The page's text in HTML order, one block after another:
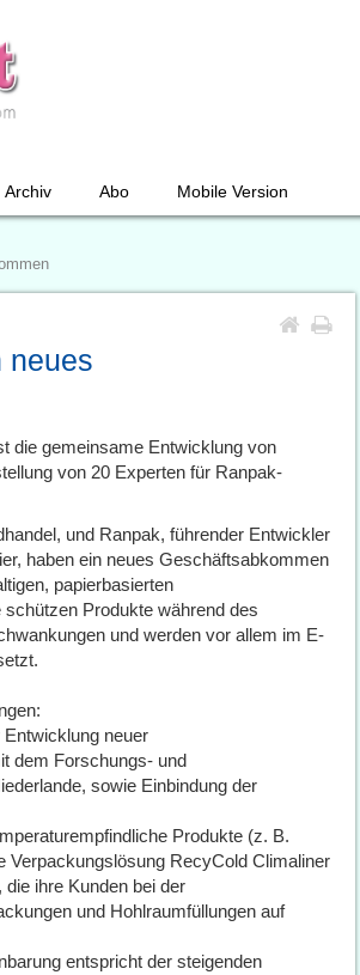
Archiv Abo Mobile Version
neues
die gemeinsame Entwicklung von
von 20 Experten für Ranpak-
und Ranpak, führender Entwickler
haben ein neues Geschäftsabkommen
papierbasierten
Produkte während des
und werden vor allem im E-
neuer
dem Forschungs- und
sowie Einbindung der
Produkte (z. B.
Verpackungslösung RecyCold Climaliner
ihre Kunden bei der
und Hohlraumfüllungen auf
entspricht der steigenden